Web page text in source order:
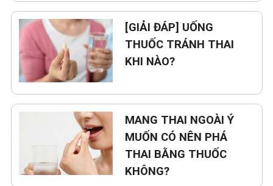
[GIẢI ĐÁP] UỐNG
THUỐC TRÁNH THAI
KHI NÀO?
MANG THAI NGOÀI Ý
MUỐN CÓ NÊN PHÁ
THAI BẰNG THUỐC
KHÔNG?